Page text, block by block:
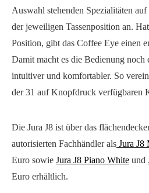
Auswahl stehenden Spezialitäten
der jeweiligen Tassenposition an.
Position, gibt das Coffee Eye einen
Damit macht es die Bedienung noch
intuitiver und komfortabler. So
der 31 auf Knopfdruck verfügbaren
Die Jura J8 ist über das
autorisierten Fachhändler als Jura J8
Euro sowie Jura J8 Piano White und
Euro erhältlich.